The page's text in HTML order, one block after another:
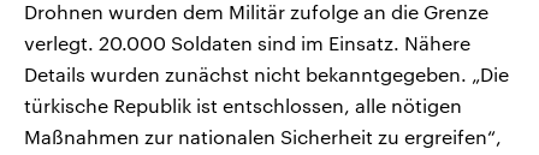
Drohnen wurden dem Militär zufolge an die Grenze
verlegt. 20.000 Soldaten sind im Einsatz. Nähere
Details wurden zunächst nicht bekanntgegeben. „Die
türkische Republik ist entschlossen, alle nötigen
Maßnahmen zur nationalen Sicherheit zu ergreifen“,